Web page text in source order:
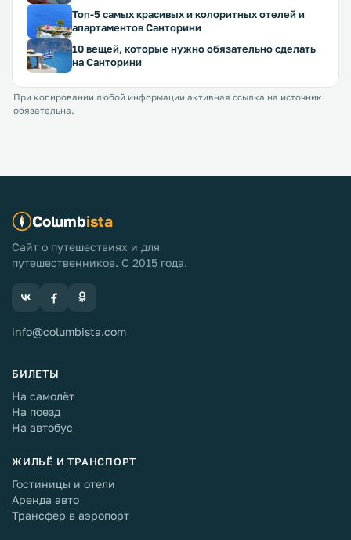
Топ-5 самых красивых и колоритных отелей и
апартаментов Санторини
10 вещей, которые нужно обязательно сделать
на Санторини
При копировании любой информации активная ссылка на источник
обязательна.
Columbista
Сайт о путешествиях и для
путешественников. С 2015 года.
info@columbista.com
БИЛЕТЫ
На самолёт
На поезд
На автобус
ЖИЛЬЁ И ТРАНСПОРТ
Гостиницы и отели
Аренда авто
Трансфер в аэропорт